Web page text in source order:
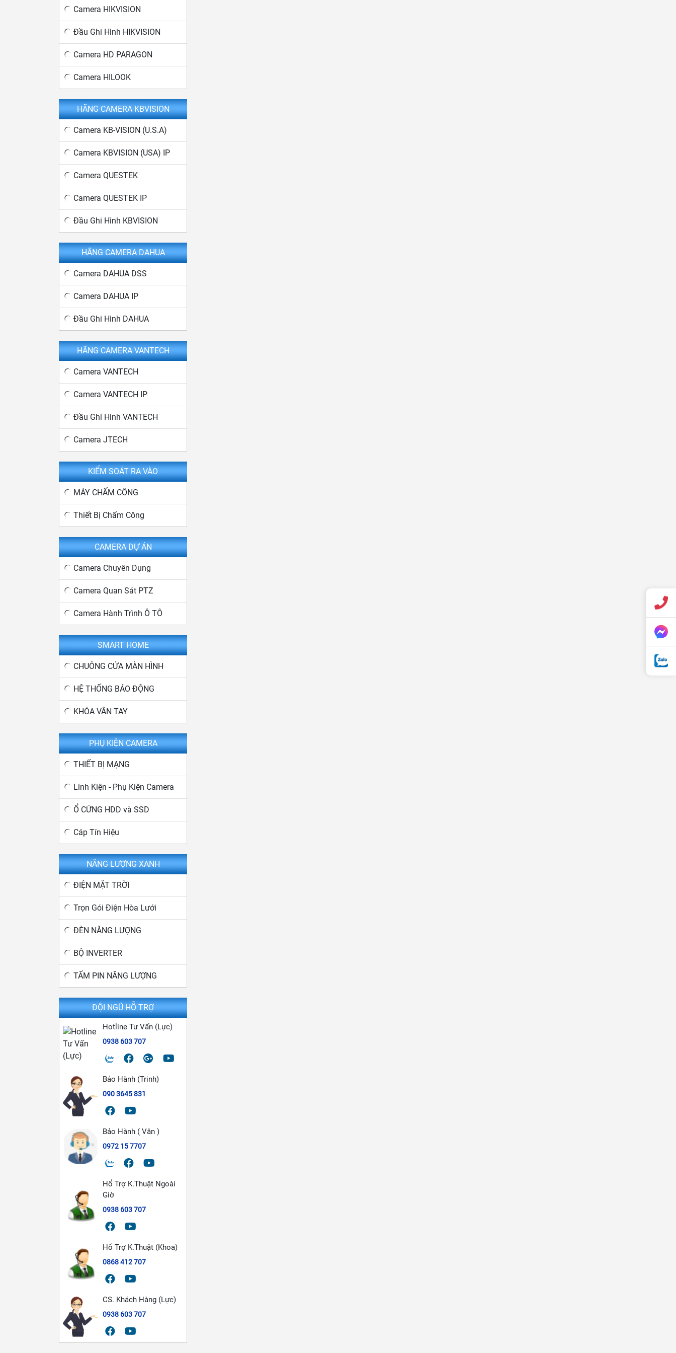
Camera HIKVISION
Đầu Ghi Hình HIKVISION
Camera HD PARAGON
Camera HILOOK
HÃNG CAMERA KBVISION
Camera KB-VISION (U.S.A)
Camera KBVISION (USA) IP
Camera QUESTEK
Camera QUESTEK IP
Đầu Ghi Hình KBVISION
HÃNG CAMERA DAHUA
Camera DAHUA DSS
Camera DAHUA IP
Đầu Ghi Hình DAHUA
HÃNG CAMERA VANTECH
Camera VANTECH
Camera VANTECH IP
Đầu Ghi Hình VANTECH
Camera JTECH
KIỂM SOÁT RA VÀO
MÁY CHẤM CÔNG
Thiết Bị Chấm Công
CAMERA DỰ ÁN
Camera Chuyên Dụng
Camera Quan Sát PTZ
Camera Hành Trình Ô TÔ
SMART HOME
CHUÔNG CỬA MÀN HÌNH
HỆ THỐNG BÁO ĐỘNG
KHÓA VÂN TAY
PHỤ KIỆN CAMERA
THIẾT BỊ MẠNG
Linh Kiện - Phụ Kiện Camera
Ổ CỨNG HDD và SSD
Cáp Tín Hiệu
NĂNG LƯỢNG XANH
ĐIỆN MẶT TRỜI
Trọn Gói Điện Hòa Lưới
ĐÈN NĂNG LƯỢNG
BỘ INVERTER
TẤM PIN NĂNG LƯỢNG
ĐỘI NGŨ HỖ TRỢ
Hotline Tư Vấn (Lực)
0938 603 707
Bảo Hành (Trinh)
090 3645 831
Bảo Hành ( Vân )
0972 15 7707
Hổ Trợ K.Thuật Ngoài
Giờ
0938 603 707
Hổ Trợ K.Thuật (Khoa)
0868 412 707
CS. Khách Hàng (Lực)
0938 603 707